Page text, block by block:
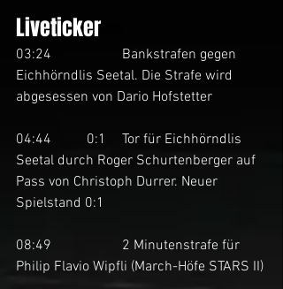
Liveticker
03:24		Bankstrafen gegen
Eichhörndlis Seetal. Die Strafe wird
abgesessen von Dario Hofstetter
04:44	0:1	Tor für Eichhörndlis
Seetal durch Roger Schurtenberger auf
Pass von Christoph Durrer. Neuer
Spielstand 0:1
08:49		2 Minutenstrafe für
Philip Flavio Wipfli (March-Höfe STARS II)